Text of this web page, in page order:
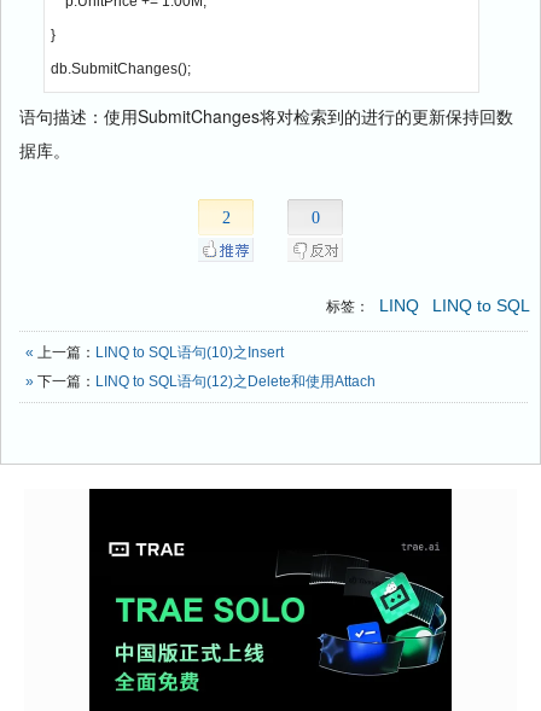
}
db.SubmitChanges();
语句描述：使用SubmitChanges将对检索到的进行的更新保持回数
据库。
2 0
标签： LINQ LINQ to SQL
« 上一篇： LINQ to SQL语句(10)之Insert
» 下一篇： LINQ to SQL语句(12)之Delete和使用Attach